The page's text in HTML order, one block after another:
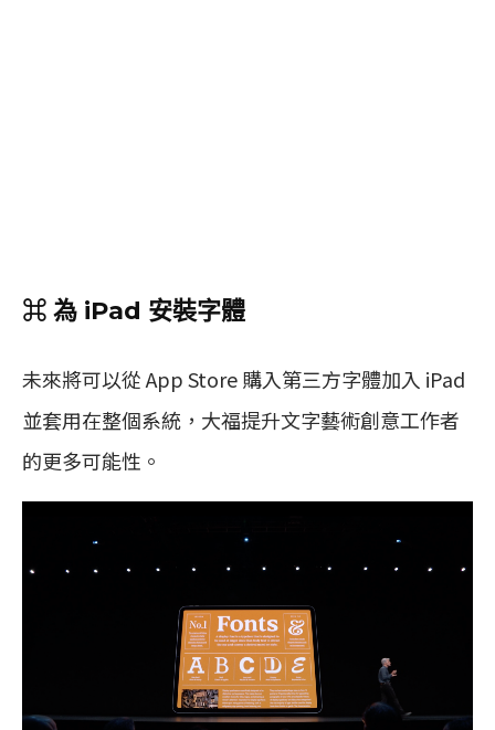
⌘ 為 iPad 安裝字體
未來將可以從 App Store 購入第三方字體加入 iPad
並套用在整個系統，大福提升文字藝術創意工作者
的更多可能性。